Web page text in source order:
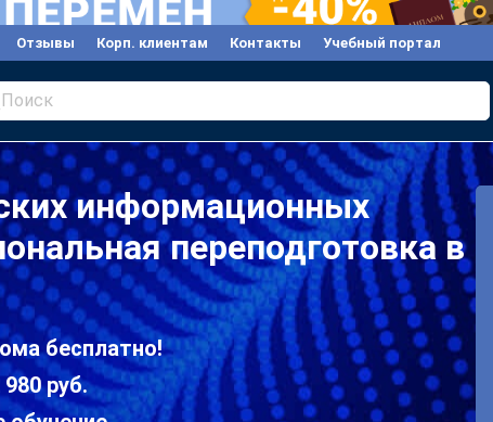
Отзывы Корп. клиентам Контакты Учебный портал
Поиск
информационных
переподготовка в
бесплатно!
руб.